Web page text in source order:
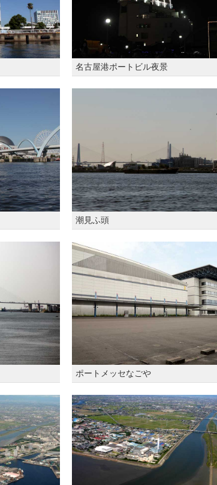
名古屋港ポートビル夜景
潮見ふ頭
ポートメッセなごや